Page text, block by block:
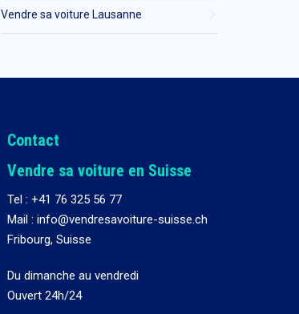
Vendre sa voiture Lausanne
Contact
Vendre sa voiture en Suisse
Tel : +41 76 325 56 77
Mail : info@vendresavoiture-suisse.ch
Fribourg, Suisse
Du dimanche au vendredi
Ouvert 24h/24